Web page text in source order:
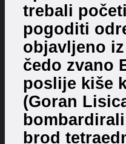
trebali
pogoditi
objavljeno
čedo zvano
poslije kiše
(Goran
brod